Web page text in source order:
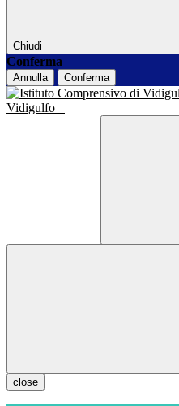
Chiudi
Conferma
Annulla Conferma
Vidigulfo
close